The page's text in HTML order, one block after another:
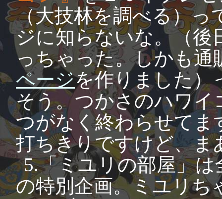
（大技林を調べる）っ
ジに知らないな。（後
っちゃった。しかも
ページを作りました）
そう。つかさのハワイ
つがなく終わらせてま
打ちきりですけど、ま
5.「ミユリの部屋」
の特別企画。ミユリち